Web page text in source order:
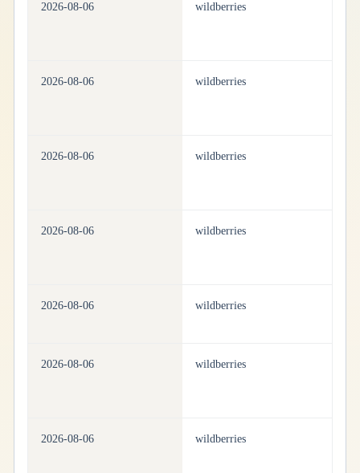
2026-08-06 wildberries
2026-08-06 wildberries
2026-08-06 wildberries
2026-08-06 wildberries
2026-08-06 wildberries
2026-08-06 wildberries
2026-08-06 wildberries